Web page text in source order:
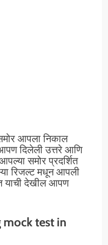
आपला निकाल
दिलेली उत्तरे आणि
समोर प्रदर्शित
रिजल्ट मधून आपली
याची देखील आपण
mock test in